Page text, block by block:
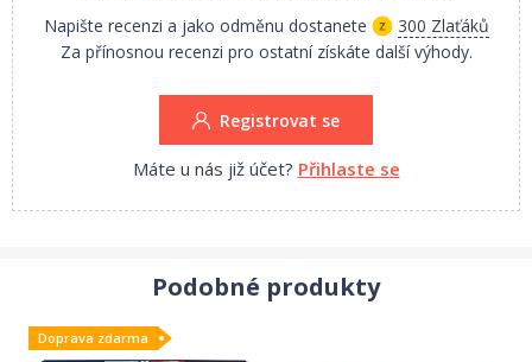
Napište recenzi a jako odměnu dostanete
300 Zlaťáků
Za přínosnou recenzi pro ostatní získáte další výhody.
Registrovat se
Máte u nás již účet? Přihlaste se
Podobné produkty
Doprava zdarma